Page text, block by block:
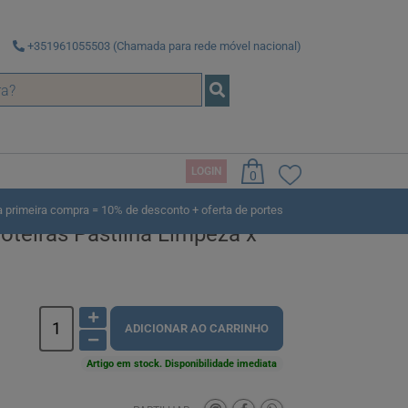
+351961055503 (Chamada para rede móvel nacional)
LOGIN 0
primeira compra = 10% de desconto + oferta de portes
Pastilha Limpeza x
ADICIONAR AO CARRINHO
Artigo em stock. Disponibilidade imediata